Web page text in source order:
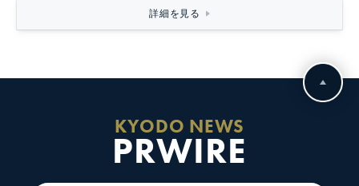
詳細を見る
KYODO NEWS
PRWIRE